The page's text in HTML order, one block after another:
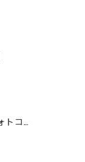
【オフショットフォトコンテスト審査結果】